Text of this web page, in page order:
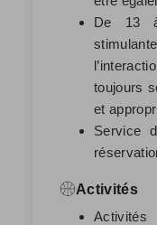
De 13
toujours
et
Service
Activités